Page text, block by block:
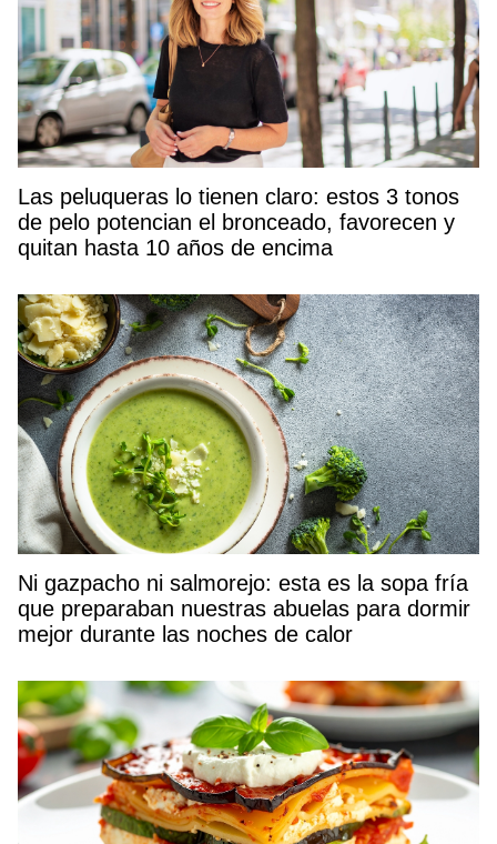
Las peluqueras lo tienen claro: estos 3 tonos
de pelo potencian el bronceado, favorecen y
quitan hasta 10 años de encima
Ni gazpacho ni salmorejo: esta es la sopa fría
que preparaban nuestras abuelas para dormir
mejor durante las noches de calor